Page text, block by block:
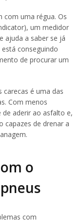
com uma régua. Os
um medidor
ajuda a saber se já
está conseguindo
de procurar um
é uma das
Com menos
aderir ao asfalto e,
capazes de drenar a
o
com